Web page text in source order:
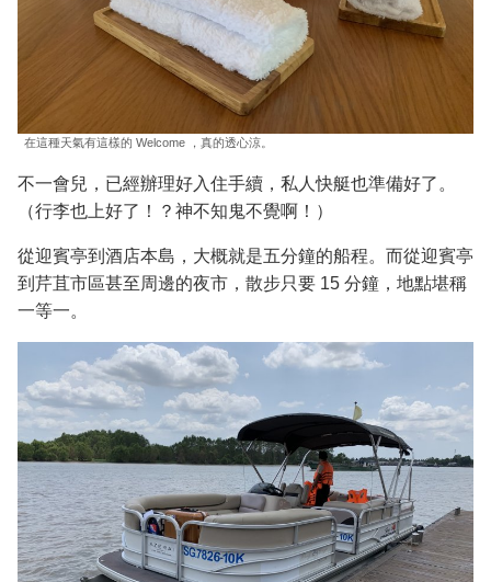
在這種天氣有這樣的 Welcome ，真的透心涼。
不一會兒，已經辦理好入住手續，私人快艇也準備好了。
（行李也上好了！？神不知鬼不覺啊！）
從迎賓亭到酒店本島，大概就是五分鐘的船程。而從迎賓亭
到芹苴市區甚至周邊的夜市，散步只要 15 分鐘，地點堪稱
一等一。